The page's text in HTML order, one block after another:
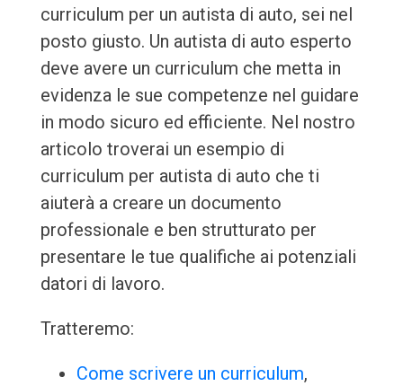
curriculum per un autista di auto, sei nel
posto giusto. Un autista di auto esperto
deve avere un curriculum che metta in
evidenza le sue competenze nel guidare
in modo sicuro ed efficiente. Nel nostro
articolo troverai un esempio di
curriculum per autista di auto che ti
aiuterà a creare un documento
professionale e ben strutturato per
presentare le tue qualifiche ai potenziali
datori di lavoro.
Tratteremo:
Come scrivere un curriculum,